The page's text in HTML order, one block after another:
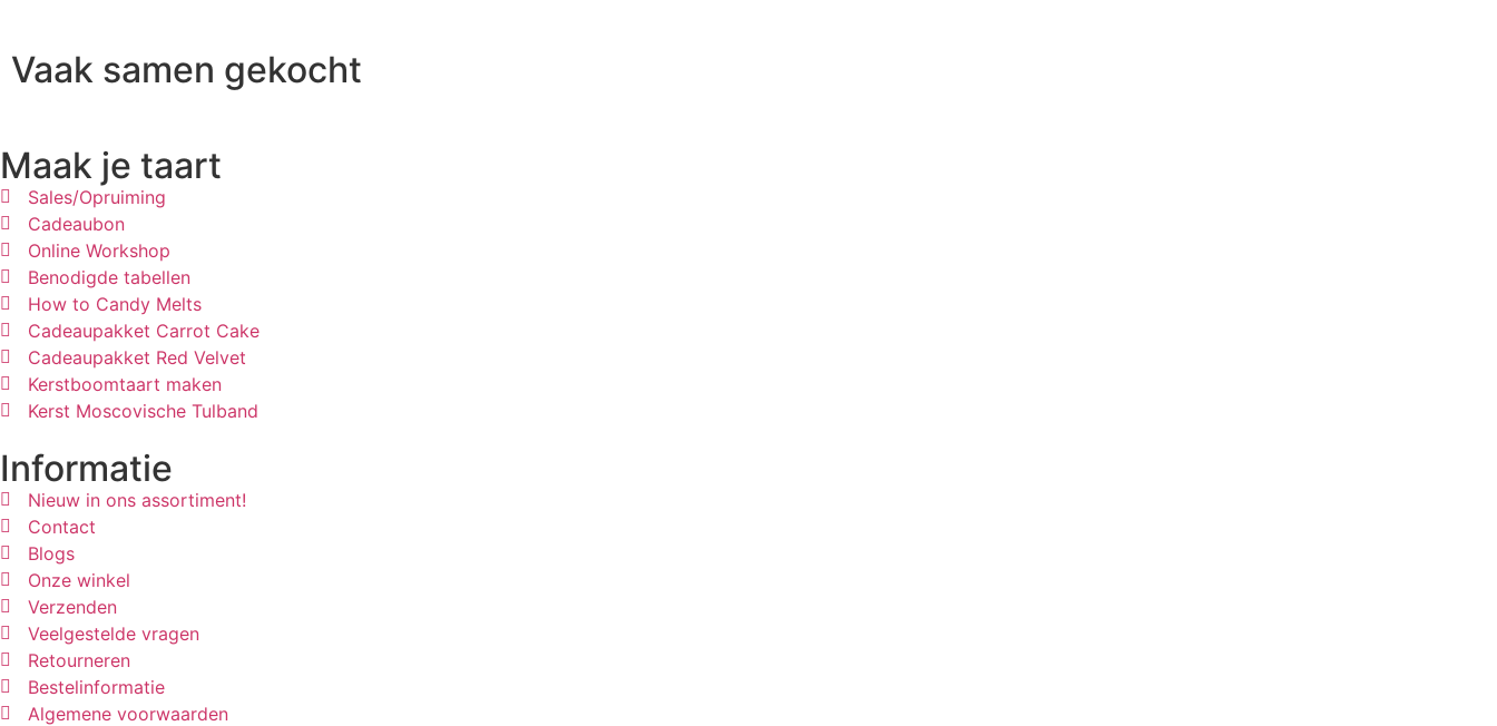
Vaak samen gekocht
Maak je taart
Sales/Opruiming
Cadeaubon
Online Workshop
Benodigde tabellen
How to Candy Melts
Cadeaupakket Carrot Cake
Cadeaupakket Red Velvet
Kerstboomtaart maken
Kerst Moscovische Tulband
Informatie
Nieuw in ons assortiment!
Contact
Blogs
Onze winkel
Verzenden
Veelgestelde vragen
Retourneren
Bestelinformatie
Algemene voorwaarden